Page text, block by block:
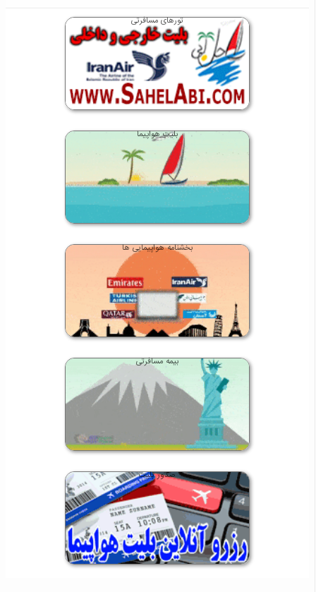
تورهای مسافرتی
بلیت هواپیما
بخشنامه هواپیمایی ها
بیمه مسافرتی
صدور بلیت